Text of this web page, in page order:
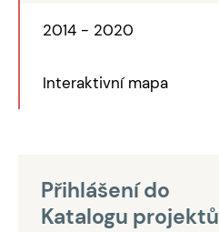
2014 - 2020
Interaktivní mapa
Přihlášení do
Katalogu projektů